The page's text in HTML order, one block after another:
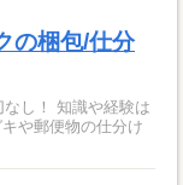
の梱包/仕分